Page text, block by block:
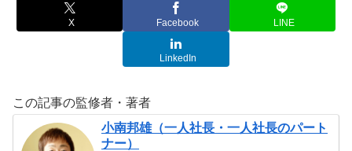
X Facebook LINE
LinkedIn
この記事の監修者・著者
小南邦雄（一人社長・一人社長のパート
ナー）